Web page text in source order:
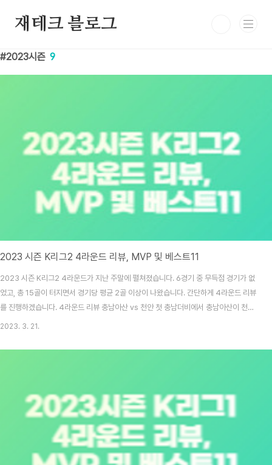
재테크 블로그
2023시즌 9
2023 시즌 K리그2 4라운드 리뷰, MVP 및 베스트11
2023 시즌 K리그2 4라운드가 지난 주말에 펼쳐졌습니다. 6경기 중 무득점 경기가 없
었고, 총 15골이 터지면서 경기당 평균 2골 이상이 나왔습니다. 간단하게 4라운드 리뷰
를 진행하겠습니다. 4라운드 리뷰 충남아산 vs 천안 첫 충남더비에서 충남아산이 천안
에게 승리를 거두었습니다. 양 팀은 지속적으로 상대편 골문을 노렸으나 결과로 연결시
한 점 앞서 나갑니다. 이 골을 끝까지 지킨 충남아산이 드디어 시즌 첫승을 신고하였습니
앞서가가기 시작하였으며, 27..
2023. 3. 21.